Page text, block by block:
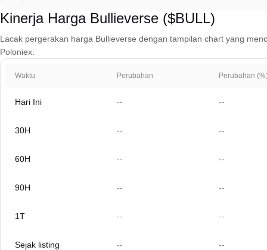
Kinerja Harga Bullieverse ($BULL)
Lacak pergerakan harga Bullieverse dengan tampilan chart yang
Poloniex.
Waktu Perubahan Perubahan
Hari Ini -- --
30H -- --
60H -- --
90H -- --
1T -- --
Sejak listing -- --